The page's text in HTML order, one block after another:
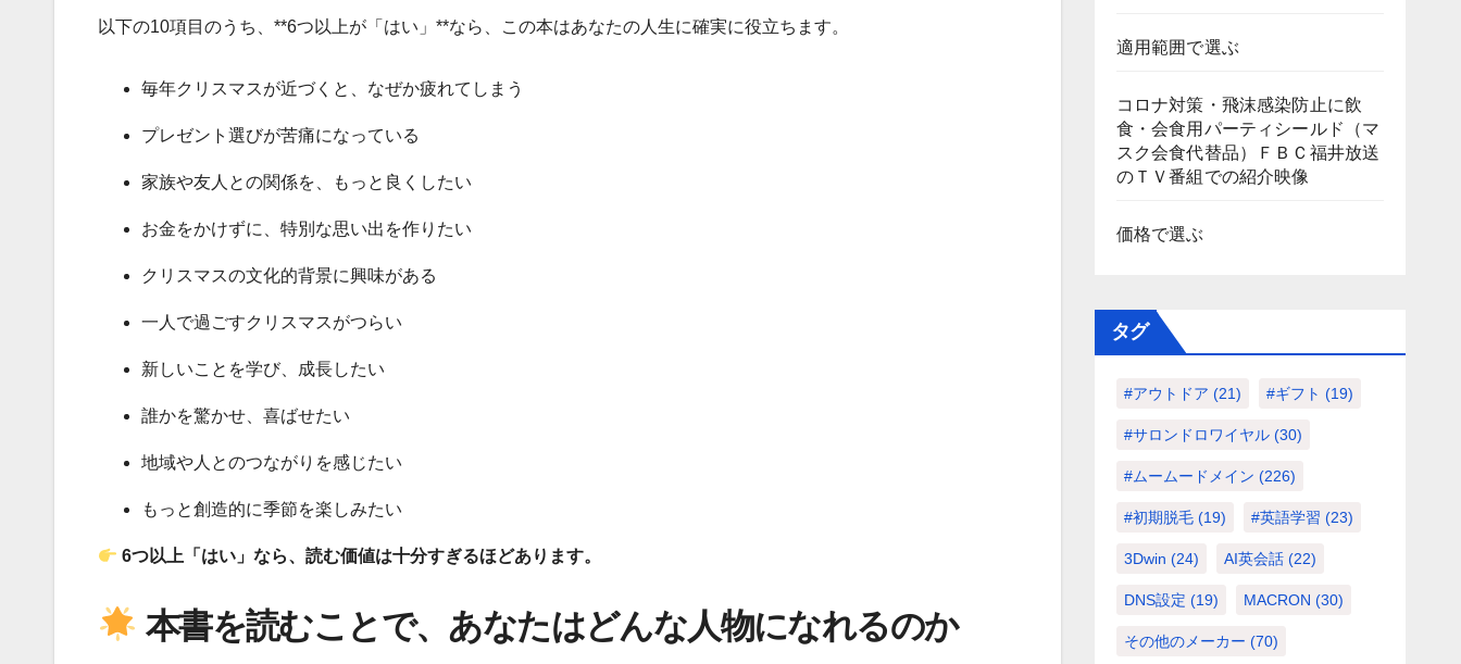
以下の10項目のうち、**6つ以上が「はい」**なら、この本はあなたの人生に確実に役立ちます。
毎年クリスマスが近づくと、なぜか疲れてしまう
プレゼント選びが苦痛になっている
家族や友人との関係を、もっと良くしたい
お金をかけずに、特別な思い出を作りたい
クリスマスの文化的背景に興味がある
一人で過ごすクリスマスがつらい
新しいことを学び、成長したい
誰かを驚かせ、喜ばせたい
地域や人とのつながりを感じたい
もっと創造的に季節を楽しみたい
6つ以上「はい」なら、読む価値は十分すぎるほどあります。
本書を読むことで、あなたはどんな人物になれるのか
適用範囲で選ぶ
コロナ対策・飛沫感染防止に飲
食・会食用パーティシールド（マ
スク会食代替品）ＦＢＣ福井放送
のＴＶ番組での紹介映像
価格で選ぶ
タグ
#アウトドア (21) #ギフト (19)
#サロンドロワイヤル(30)
#ムームードメイン (226)
#初期脱毛(19) #英語学習 (23)
3Dwin (24) AI英会話(22)
DNS設定 (19) MACRON (30)
その他のメーカー (70)